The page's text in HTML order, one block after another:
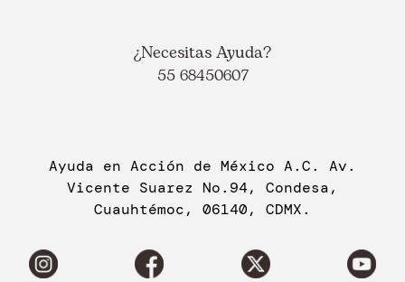
¿Necesitas Ayuda?
55 68450607
Ayuda en Acción de México A.C. Av.
Vicente Suarez No.94, Condesa,
Cuauhtémoc, 06140, CDMX.